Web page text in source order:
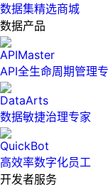
数据集精选商城
数据产品
APIMaster
API全生命周期管理
DataArts
数据敏捷治理专家
QuickBot
高效率数字化员工
开发者服务